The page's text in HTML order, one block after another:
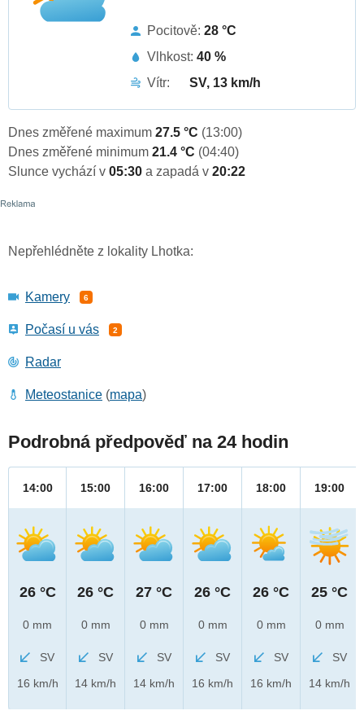
Pocitově: 28 °C
Vlhkost: 40 %
Vítr:
SV, 13 km/h
Dnes změřené maximum 27.5 °C (13:00)
Dnes změřené minimum 21.4 °C (04:40)
Slunce vychází v 05:30 a zapadá v 20:22
Nepřehlédněte z lokality Lhotka:
Kamery 6
Počasí u vás 2
Radar
Meteostanice (mapa)
Podrobná předpověď na 24 hodin
14:00
26 °C
0 mm
SV
16 km/h
15:00
26 °C
0 mm
SV
14 km/h
16:00
27 °C
0 mm
SV
14 km/h
17:00
26 °C
0 mm
SV
16 km/h
18:00
26 °C
0 mm
SV
16 km/h
19:00
25 °C
0 mm
SV
14 km/h